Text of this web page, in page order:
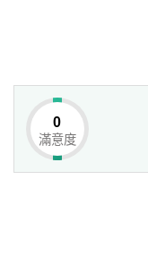
0
滿意度